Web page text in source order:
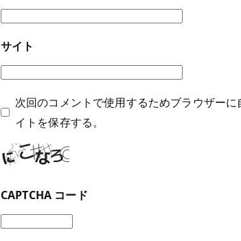
サイト
次回のコメントで使用するためブラウザー
イトを保存する。
CAPTCHA コード